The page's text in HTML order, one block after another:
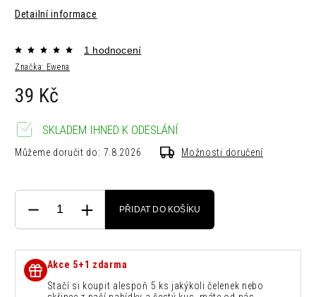
Detailní informace
Značka: Ewena
1 hodnocení
39 Kč
SKLADEM IHNED K ODESLÁNÍ
Můžeme doručit do: 7.8.2026 Možnosti doručení
PŘIDAT DO KOŠÍKU
Akce 5+1 zdarma
Stačí si koupit alespoň 5 ks jakýkoli čelenek nebo